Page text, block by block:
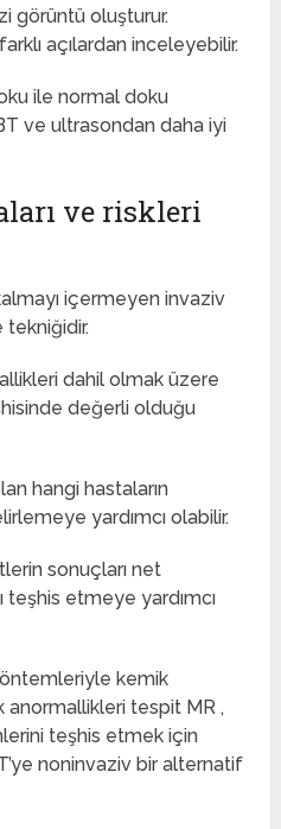
görüntü oluşturur.
açılardan inceleyebilir.
ile normal doku
ve ultrasondan daha iyi
ve riskleri
içermeyen invaziv
dahil olmak üzere
değerli olduğu
hangi hastaların
yardımcı olabilir.
sonuçları net
teşhis etmeye yardımcı
kemik
anormallikleri tespit MR ,
teşhis etmek için
noninvaziv bir alternatif